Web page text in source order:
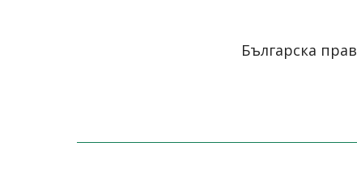
Българска